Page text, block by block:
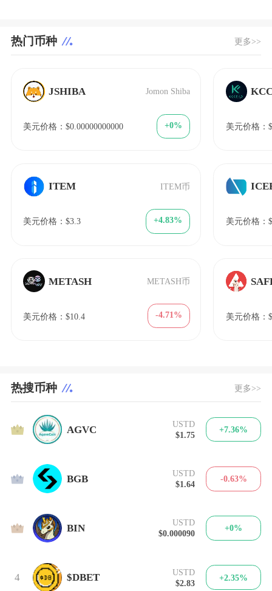
热门币种 更多>>
JSHIBA Jomon Shiba
美元价格：$0.00000000000 +0%
ITEM ITEM币
美元价格：$3.3 +4.83%
METASH METASH币
美元价格：$10.4 -4.71%
美元价格：
美元价格：
美元价格：
热搜币种 更多>>
1 AGVC
USTD
$1.75
+7.36%
2 BGB
USTD
$1.64
-0.63%
3 BIN
USTD
$0.000090
+0%
4 $DBET
USTD
$2.83
+2.35%